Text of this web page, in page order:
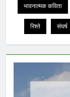
भावनात्मक कविता
रिश्ते संघर्ष